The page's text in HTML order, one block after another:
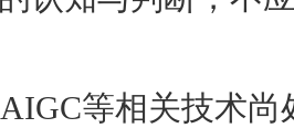
等相关技术